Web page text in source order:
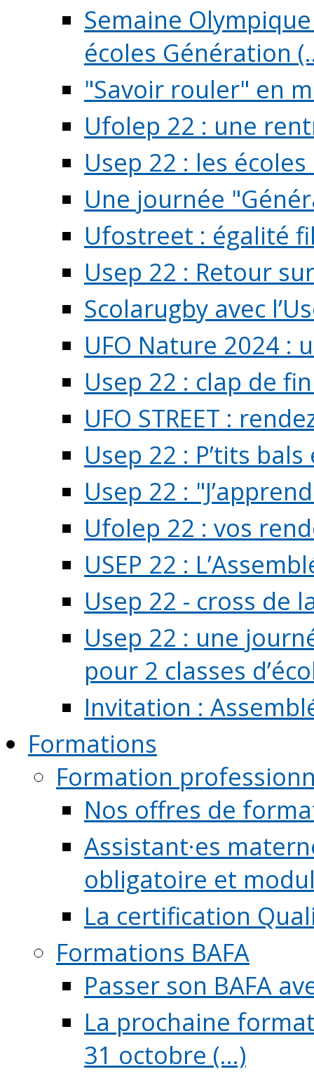
Semaine
écoles Génération
"Savoir rouler" en
Ufolep 22 : une
Usep 22 : les
Une journée
Ufostreet : égalité
Usep 22 : Retour
Scolarugby avec
UFO Nature 2024 :
Usep 22 : clap de
UFO STREET :
Usep 22 : P’tits
Usep 22 :
Ufolep 22 : vos
USEP 22 :
Usep 22 - cross de
Usep 22 : une
pour 2 classes
Invitation :
Formations
Formation
Nos offres de
Assistant·es
obligatoire et
La certification
Formations BAFA
Passer son BAFA
La prochaine
31 octobre (...)